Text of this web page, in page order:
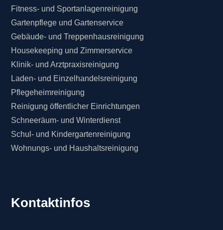
Fitness- und Sportanlagenreinigung
Gartenpflege und Gartenservice
Gebäude- und Treppenhausreinigung
Housekeeping und Zimmerservice
Klinik- und Arztpraxisreinigung
Laden- und Einzelhandelsreinigung
Pflegeheimreinigung
Reinigung öffentlicher Einrichtungen
Schneeräum- und Winterdienst
Schul- und Kindergartenreinigung
Wohnungs- und Haushaltsreinigung
Kontaktinfos